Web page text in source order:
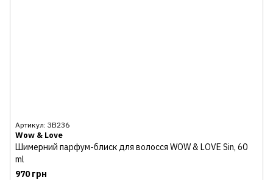
Артикул: ЗВ236
Wow & Love
Шимерний парфум-блиск для волосся WOW & LOVE Sin, 60
ml
970 грн